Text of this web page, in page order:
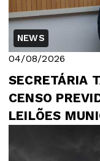
NEWS
04/08/2026
SECRETÁRIA
CENSO
LEILÕES